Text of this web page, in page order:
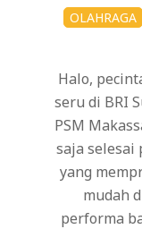
2026-
02-
OLAHRAGA
Halo,
seru di BRI
PSM
saja selesai
yang
mudah
performa